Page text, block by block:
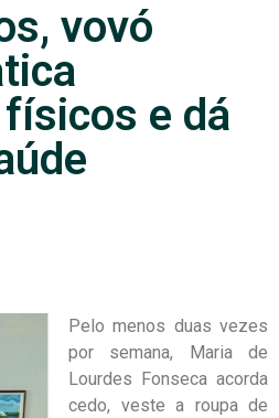
vovó
e dá
Pelo menos duas vezes
por semana, Maria de
Lourdes Fonseca acorda
cedo, veste a roupa de